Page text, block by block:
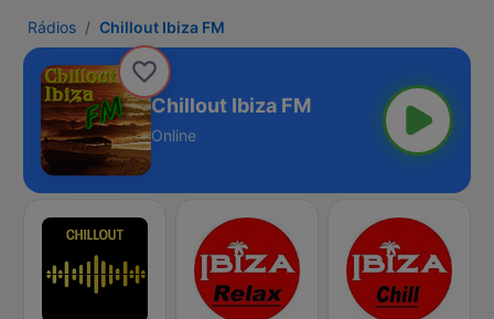
Rádios Chillout Ibiza FM
Chillout Ibiza FM
Online